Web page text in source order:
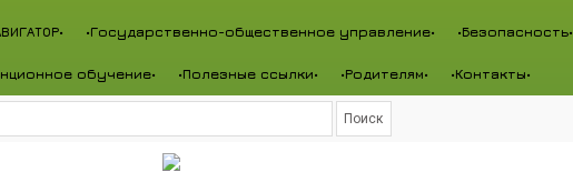
•Государственно-общественное управление• •Безопасность•
обучение• •Полезные ссылки• •Родителям• •Контакты•